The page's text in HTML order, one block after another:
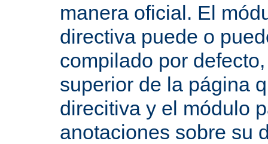
manera oficial. El
directiva puede o
compilado por
superior de la página
direcitiva y el módulo
anotaciones sobre su